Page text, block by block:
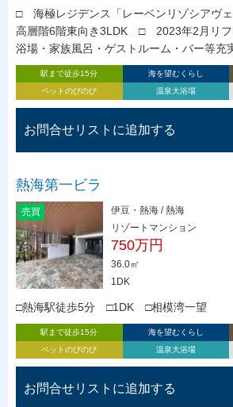
□ 海極レジデンス「レーベンリゾシアヴ
高層階6階東向き3LDK □ 2023年2月リ
浴場・家族風呂・ゲストルーム・バー等充
駅まで徒歩15分 海を望むくらし
ペットのびのび
温泉大浴場
お問合せリストに追加する
熱海第一ビラ
売買
伊豆・熱海 / 熱海
リゾートマンション
750万円
36.0㎡
1DK
□熱海駅徒歩5分 □1DK □相模湾一望
駅まで徒歩15分 海を望むくらし
ペットのびのび
温泉大浴場
お問合せリストに追加する